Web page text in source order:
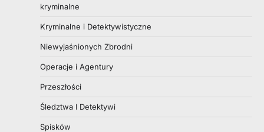
kryminalne
Kryminalne i Detektywistyczne
Niewyjaśnionych Zbrodni
Operacje i Agentury
Przeszłości
Śledztwa I Detektywi
Spisków